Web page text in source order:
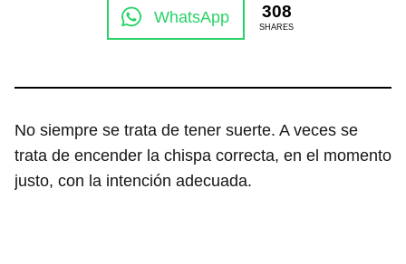
WhatsApp 308
SHARES
No siempre se trata de tener suerte. A veces se
trata de encender la chispa correcta, en el momento
justo, con la intención adecuada.